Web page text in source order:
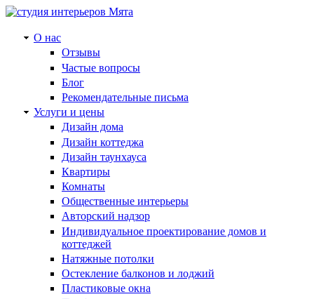
О нас
Отзывы
Частые вопросы
Блог
Рекомендательные письма
Услуги и цены
Дизайн дома
Дизайн коттеджа
Дизайн таунхауса
Квартиры
Комнаты
Общественные интерьеры
Авторский надзор
Индивидуальное проектирование домов и
коттеджей
Натяжные потолки
Остекление балконов и лоджий
Пластиковые окна